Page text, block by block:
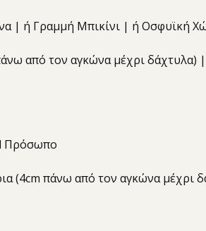
| ή Γραμμή Μπικίνι | ή Οσφυϊκή
από τον αγκώνα μέχρι
Πρόσωπο
(4cm πάνω από τον αγκώνα μέχρι